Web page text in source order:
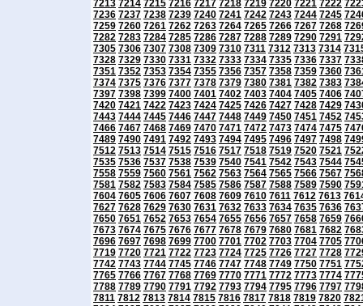
7213 7214 7215 7216 7217 7218 7219 7220 7221 7222
7236 7237 7238 7239 7240 7241 7242 7243 7244 7245
7259 7260 7261 7262 7263 7264 7265 7266 7267 7268
7282 7283 7284 7285 7286 7287 7288 7289 7290 7291
7305 7306 7307 7308 7309 7310 7311 7312 7313 7314
7328 7329 7330 7331 7332 7333 7334 7335 7336 7337
7351 7352 7353 7354 7355 7356 7357 7358 7359 7360
7374 7375 7376 7377 7378 7379 7380 7381 7382 7383
7397 7398 7399 7400 7401 7402 7403 7404 7405 7406
7420 7421 7422 7423 7424 7425 7426 7427 7428 7429
7443 7444 7445 7446 7447 7448 7449 7450 7451 7452
7466 7467 7468 7469 7470 7471 7472 7473 7474 7475
7489 7490 7491 7492 7493 7494 7495 7496 7497 7498
7512 7513 7514 7515 7516 7517 7518 7519 7520 7521
7535 7536 7537 7538 7539 7540 7541 7542 7543 7544
7558 7559 7560 7561 7562 7563 7564 7565 7566 7567
7581 7582 7583 7584 7585 7586 7587 7588 7589 7590
7604 7605 7606 7607 7608 7609 7610 7611 7612 7613
7627 7628 7629 7630 7631 7632 7633 7634 7635 7636
7650 7651 7652 7653 7654 7655 7656 7657 7658 7659
7673 7674 7675 7676 7677 7678 7679 7680 7681 7682
7696 7697 7698 7699 7700 7701 7702 7703 7704 7705
7719 7720 7721 7722 7723 7724 7725 7726 7727 7728
7742 7743 7744 7745 7746 7747 7748 7749 7750 7751
7765 7766 7767 7768 7769 7770 7771 7772 7773 7774
7788 7789 7790 7791 7792 7793 7794 7795 7796 7797
7811 7812 7813 7814 7815 7816 7817 7818 7819 7820